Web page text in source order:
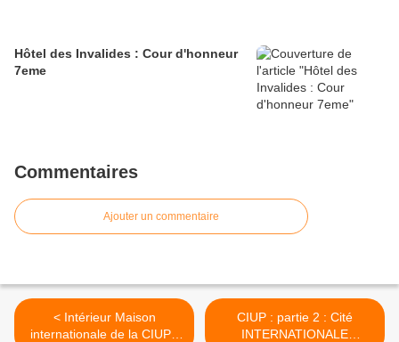
Hôtel des Invalides : Cour d'honneur
7eme
Commentaires
Ajouter un commentaire
< Intérieur Maison
internationale de la CIUP -
CIUP : partie 2 : Cité
INTERNATIONALE